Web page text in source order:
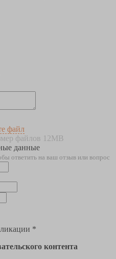
файл
файлов 12MB
данные
ответить на ваш отзыв или вопрос
*
контента